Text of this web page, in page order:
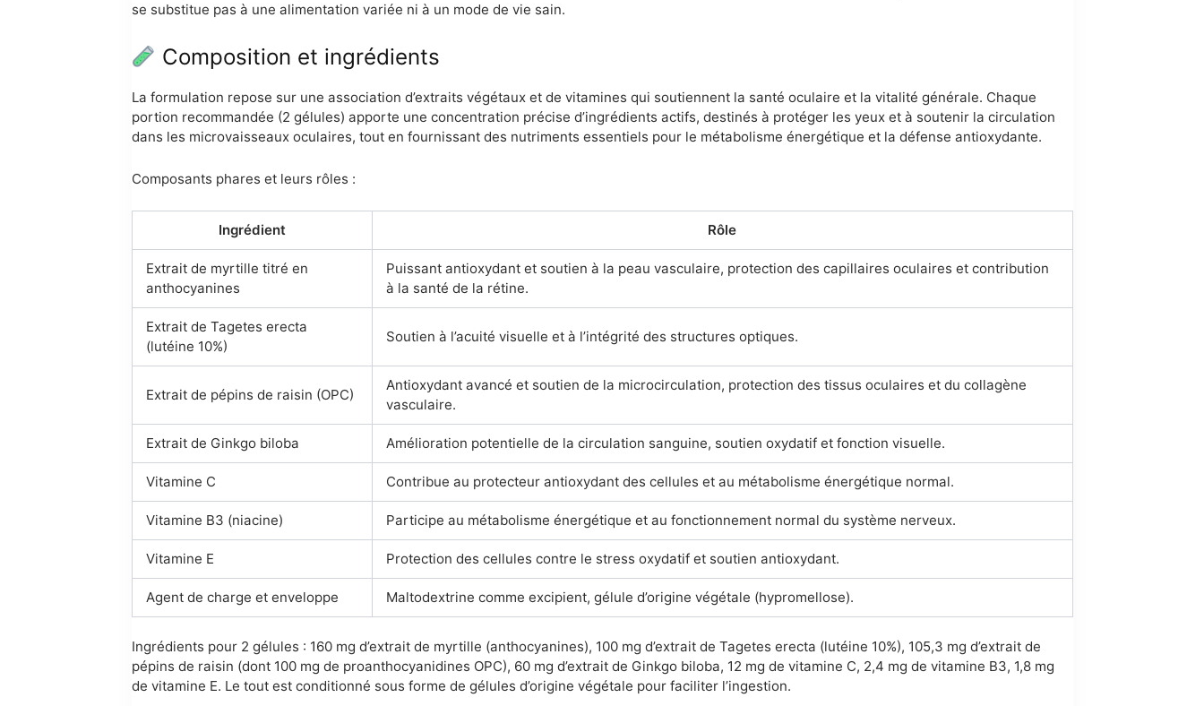
se substitue pas à une alimentation variée ni à un mode de vie sain.
Composition et ingrédients
La formulation repose sur une association d’extraits végétaux et de vitamines qui soutiennent la santé oculaire et la vitalité générale. Chaque
portion recommandée (2 gélules) apporte une concentration précise d’ingrédients actifs, destinés à protéger les yeux et à soutenir la circulation
dans les microvaisseaux oculaires, tout en fournissant des nutriments essentiels pour le métabolisme énergétique et la défense antioxydante.
Composants phares et leurs rôles :
Ingrédient Rôle
Extrait de myrtille titré en
anthocyanines
Puissant antioxydant et soutien à la peau vasculaire, protection des capillaires oculaires et contribution
à la santé de la rétine.
Extrait de Tagetes erecta
(lutéine 10%)
Soutien à l’acuité visuelle et à l’intégrité des structures optiques.
Extrait de pépins de raisin (OPC)
Antioxydant avancé et soutien de la microcirculation, protection des tissus oculaires et du collagène
vasculaire.
Extrait de Ginkgo biloba Amélioration potentielle de la circulation sanguine, soutien oxydatif et fonction visuelle.
Vitamine C Contribue au protecteur antioxydant des cellules et au métabolisme énergétique normal.
Vitamine B3 (niacine) Participe au métabolisme énergétique et au fonctionnement normal du système nerveux.
Vitamine E Protection des cellules contre le stress oxydatif et soutien antioxydant.
Agent de charge et enveloppe Maltodextrine comme excipient, gélule d’origine végétale (hypromellose).
Ingrédients pour 2 gélules : 160 mg d’extrait de myrtille (anthocyanines), 100 mg d’extrait de Tagetes erecta (lutéine 10%), 105,3 mg d’extrait de
pépins de raisin (dont 100 mg de proanthocyanidines OPC), 60 mg d’extrait de Ginkgo biloba, 12 mg de vitamine C, 2,4 mg de vitamine B3, 1,8 mg
de vitamine E. Le tout est conditionné sous forme de gélules d’origine végétale pour faciliter l’ingestion.